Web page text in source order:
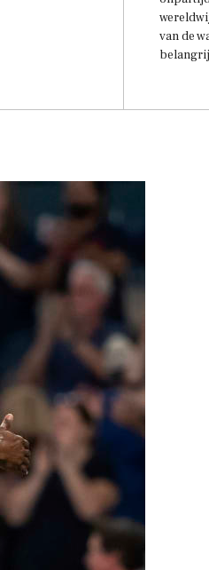
van de